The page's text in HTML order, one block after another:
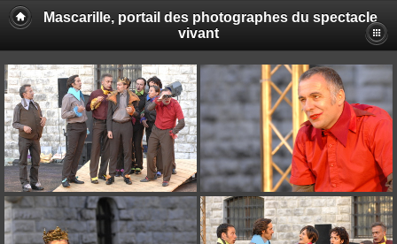
Mascarille, portail des photographes du spectacle
vivant